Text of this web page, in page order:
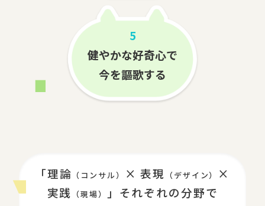
5
健やかな好奇心で
今を謳歌する
「理論 （コンサル） × 表現 （デザイン）
×
実践 （現場）
」それぞれの分野で